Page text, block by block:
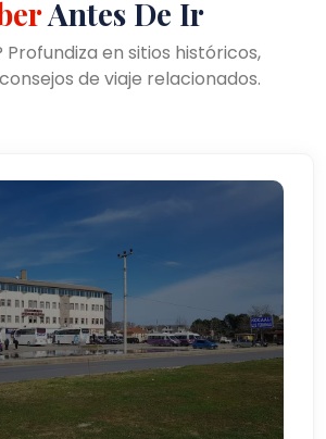
Antes De Ir
Profundiza en sitios históricos,
de viaje relacionados.